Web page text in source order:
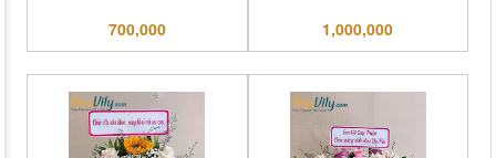
700,000 1,000,000